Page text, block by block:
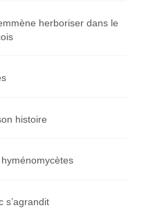
herboriser dans le
histoire
s’agrandit